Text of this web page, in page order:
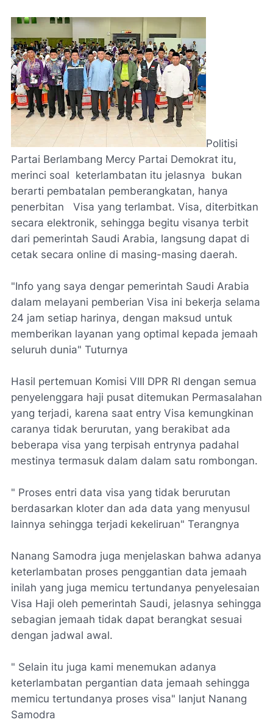
Politisi
Partai Berlambang Mercy Partai Demokrat itu,
merinci soal keterlambatan itu jelasnya bukan
berarti pembatalan pemberangkatan, hanya
penerbitan Visa yang terlambat. Visa, diterbitkan
secara elektronik, sehingga begitu visanya terbit
dari pemerintah Saudi Arabia, langsung dapat di
cetak secara online di masing-masing daerah.
"Info yang saya dengar pemerintah Saudi Arabia
dalam melayani pemberian Visa ini bekerja selama
24 jam setiap harinya, dengan maksud untuk
memberikan layanan yang optimal kepada jemaah
seluruh dunia" Tuturnya
Hasil pertemuan Komisi VIII DPR RI dengan semua
penyelenggara haji pusat ditemukan Permasalahan
yang terjadi, karena saat entry Visa kemungkinan
caranya tidak berurutan, yang berakibat ada
beberapa visa yang terpisah entrynya padahal
mestinya termasuk dalam dalam satu rombongan.
" Proses entri data visa yang tidak berurutan
berdasarkan kloter dan ada data yang menyusul
lainnya sehingga terjadi kekeliruan" Terangnya
Nanang Samodra juga menjelaskan bahwa adanya
keterlambatan proses penggantian data jemaah
inilah yang juga memicu tertundanya penyelesaian
Visa Haji oleh pemerintah Saudi, jelasnya sehingga
sebagian jemaah tidak dapat berangkat sesuai
dengan jadwal awal.
" Selain itu juga kami menemukan adanya
keterlambatan pergantian data jemaah sehingga
memicu tertundanya proses visa" lanjut Nanang
Samodra